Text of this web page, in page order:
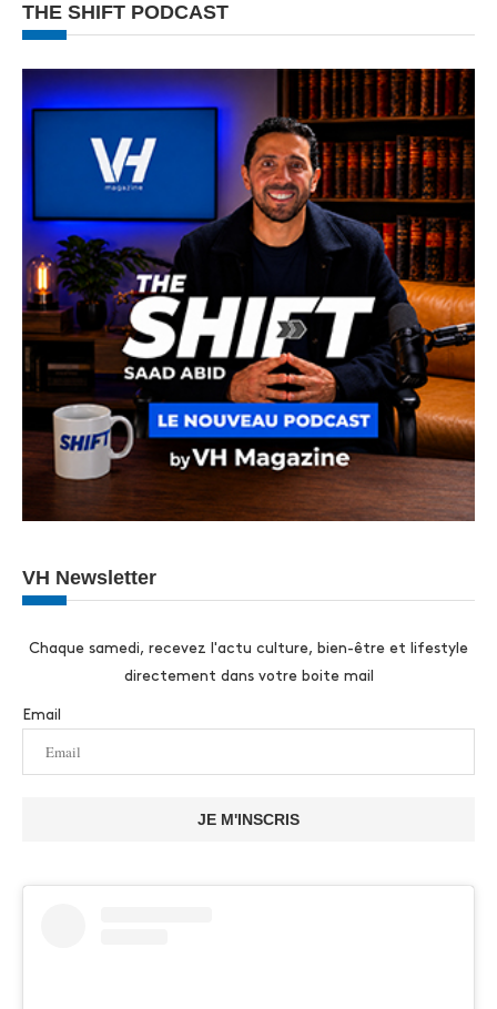
THE SHIFT PODCAST
VH Newsletter
Chaque samedi, recevez l'actu culture, bien-être et lifestyle
directement dans votre boite mail
Email
JE M'INSCRIS